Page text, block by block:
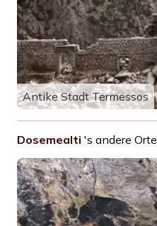
Antike Stadt Termessos
Dosemealti 's andere Orte